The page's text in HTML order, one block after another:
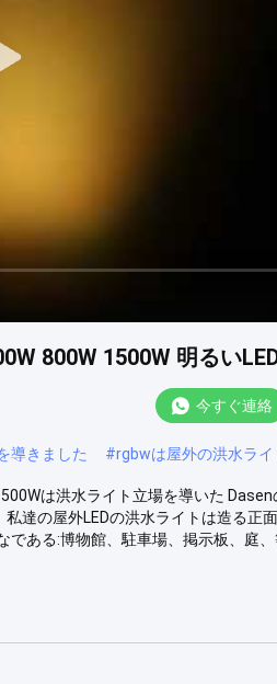
800W 1500W 明るい
今すぐ連絡
導きました #rgbwは屋外の洪水ライ
は洪水ライト立場を導いた
達の屋外LEDの洪水ライトは造る正
ある:博物館、駐車場、掲示板、庭、